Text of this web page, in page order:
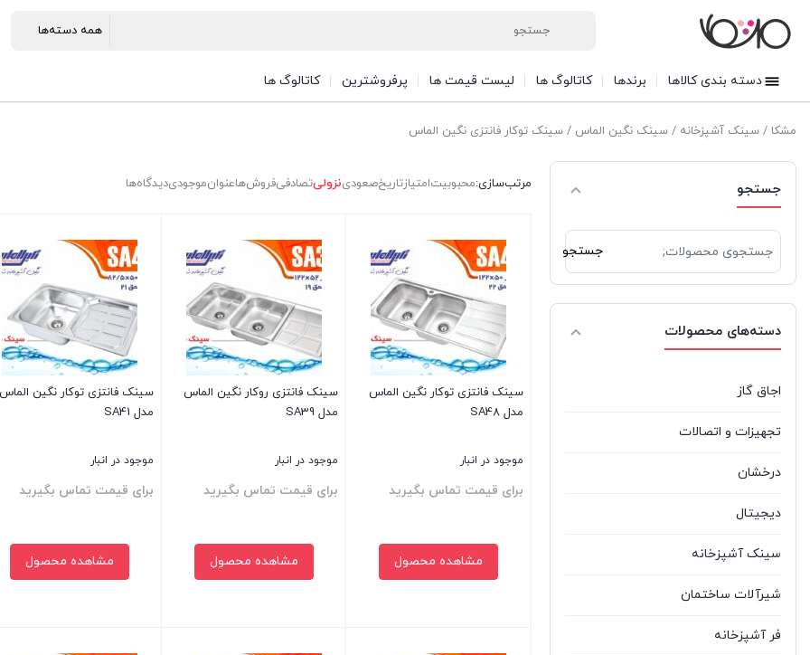
دسته بندی کالاها برندها کاتالوگ ها لیست قیمت ها پرفروشترین کاتالوگ ها
مشکا / سینک آشپزخانه / سینک نگین الماس / سینک توکار فانتزی نگین الماس
جستجو
برای:
جستجو
دسته‌های محصولات
اجاق گاز
تجهیزات و اتصالات
درخشان
دیجیتال
سینک آشپزخانه
شیرآلات ساختمان
فر آشپزخانه
مرتب‌سازی:محبوبیتامتیازتاریخصعودینزولیتصادفیفروش‌هاعنوانموجودیدیدگاه‌ها
سینک فانتزی توکار نگین الماس
مدل SA48
موجود در انبار
برای قیمت تماس بگیرید
مشاهده محصول
سینک فانتزی روکار نگین الماس
مدل SA39
موجود در انبار
برای قیمت تماس بگیرید
مشاهده محصول
سینک فانتزی توکار نگین الماس
مدل SA41
موجود در انبار
برای قیمت تماس بگیرید
مشاهده محصول